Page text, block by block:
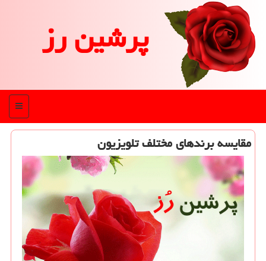
پرشین رز
منو
مقایسه برندهای مختلف تلویزیون